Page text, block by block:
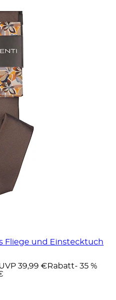
Fliege und Einstecktuch
39,99 € Rabatt- 35 %